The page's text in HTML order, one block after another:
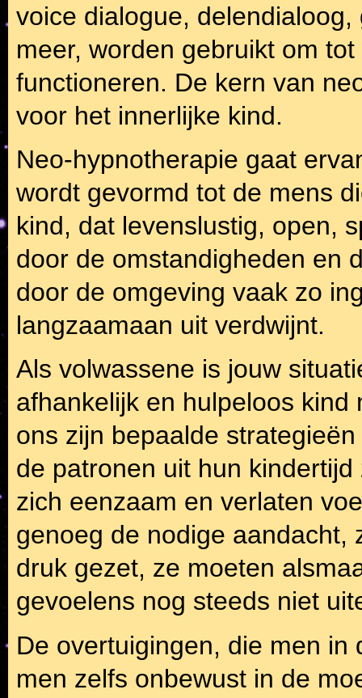
voice dialogue,
meer, worden gebruikt om
functioneren. De kern van
voor het innerlijke kind.
Neo-hypnotherapie gaat
wordt gevormd tot de mens
kind, dat levenslustig, open,
door de omstandigheden en
door de omgeving vaak zo
langzaamaan uit verdwijnt.
Als volwassene is jouw
afhankelijk en hulpeloos
ons zijn bepaalde
de patronen uit hun
zich eenzaam en verlaten
genoeg de nodige aandacht,
druk gezet, ze moeten
gevoelens nog steeds niet
De overtuigingen, die men
men zelfs onbewust in de